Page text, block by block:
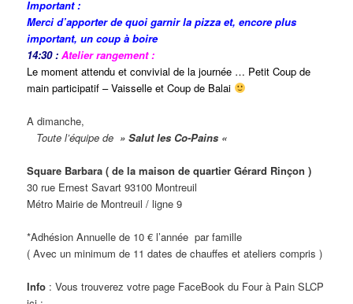
Important :
Merci d’apporter de quoi garnir la pizza et, encore plus
important, un coup à boire
14:30 : Atelier rangement :
Le moment attendu et convivial de la journée … Petit Coup de
main participatif – Vaisselle et Coup de Balai
A dimanche,
Toute l’équipe de » Salut les Co-Pains «
Square Barbara ( de la maison de quartier Gérard Rinçon )
30 rue Ernest Savart 93100 Montreuil
Métro Mairie de Montreuil / ligne 9
*Adhésion Annuelle de 10 € l’année par famille
( Avec un minimum de 11 dates de chauffes et ateliers compris )
Info : Vous trouverez votre page FaceBook du Four à Pain SLCP